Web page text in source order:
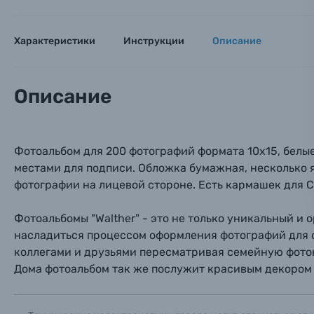
Материалы
Фоторамки
Фотоальбомы
Книги о фотографии, альбомы известных
Солнцезащитные очки
Характеристики Инструкции Описание
Описание
Фотоальбом для 200 фотографий формата 10х15,
местами для подписи. Обложка бумажная, несколько
фотографии на лицевой стороне. Есть кармашек для
Фотоальбомы "Walther" - это не только уникальный и
насладиться процессом оформления фотографий
коллегами и друзьями пересматривая семейную
Дома фотоальбом так же послужит красивым